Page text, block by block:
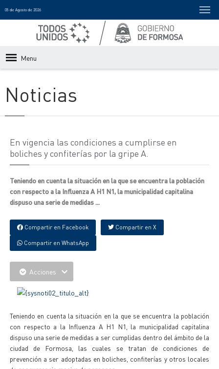
05 de Agosto de 2026
Menu
Noticias
En vigencia las condiciones a cumplirse en
boliches y confiterías por la gripe A.
Teniendo en cuenta la situación en la que se encuentra la población
con respecto a la Influenza A H1 N1, la municipalidad capitalina
dispuso una serie de medidas ...
Compartir en Facebook Compartir en X
Compartir en WhatsApp
Acciones
Teniendo en cuenta la situación en la que se encuentra la población
con respecto a la Influenza A H1 N1, la municipalidad capitalina
dispuso una serie de medidas a ser cumplidas dentro del ámbito de la
ciudad de Formosa, las cuales se tratan de condiciones de
prevención a ser adoptadas en boliches, confiterías y otros locales